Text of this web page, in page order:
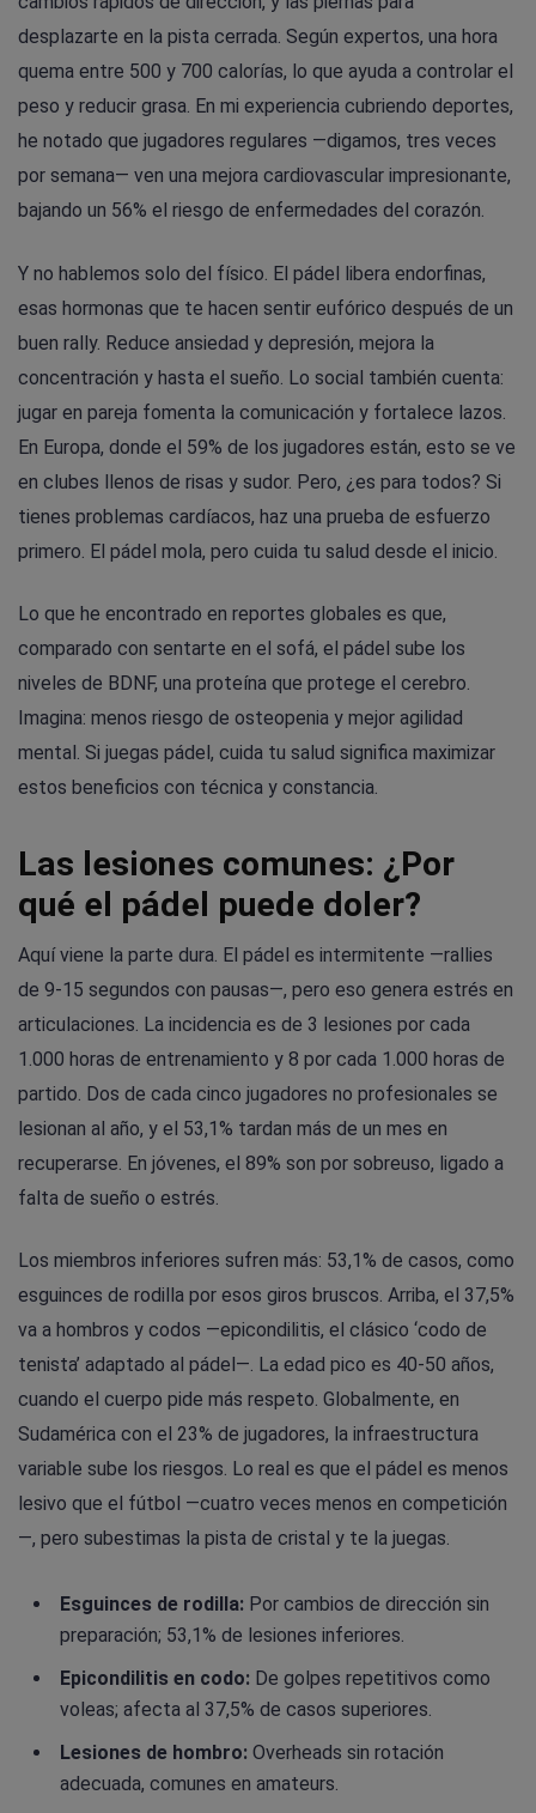
desplazarte en la pista cerrada. Según expertos, una hora
quema entre 500 y 700 calorías, lo que ayuda a controlar el
peso y reducir grasa. En mi experiencia cubriendo deportes,
he notado que jugadores regulares —digamos, tres veces
por semana— ven una mejora cardiovascular impresionante,
bajando un 56% el riesgo de enfermedades del corazón.
Y no hablemos solo del físico. El pádel libera endorfinas,
esas hormonas que te hacen sentir eufórico después de un
buen rally. Reduce ansiedad y depresión, mejora la
concentración y hasta el sueño. Lo social también cuenta:
jugar en pareja fomenta la comunicación y fortalece lazos.
En Europa, donde el 59% de los jugadores están, esto se ve
en clubes llenos de risas y sudor. Pero, ¿es para todos? Si
tienes problemas cardíacos, haz una prueba de esfuerzo
primero. El pádel mola, pero cuida tu salud desde el inicio.
Lo que he encontrado en reportes globales es que,
comparado con sentarte en el sofá, el pádel sube los
niveles de BDNF, una proteína que protege el cerebro.
Imagina: menos riesgo de osteopenia y mejor agilidad
mental. Si juegas pádel, cuida tu salud significa maximizar
estos beneficios con técnica y constancia.
Las lesiones comunes: ¿Por
qué el pádel puede doler?
Aquí viene la parte dura. El pádel es intermitente —rallies
de 9-15 segundos con pausas—, pero eso genera estrés en
articulaciones. La incidencia es de 3 lesiones por cada
1.000 horas de entrenamiento y 8 por cada 1.000 horas de
partido. Dos de cada cinco jugadores no profesionales se
lesionan al año, y el 53,1% tardan más de un mes en
recuperarse. En jóvenes, el 89% son por sobreuso, ligado a
falta de sueño o estrés.
Los miembros inferiores sufren más: 53,1% de casos, como
esguinces de rodilla por esos giros bruscos. Arriba, el 37,5%
va a hombros y codos —epicondilitis, el clásico ‘codo de
tenista’ adaptado al pádel—. La edad pico es 40-50 años,
cuando el cuerpo pide más respeto. Globalmente, en
Sudamérica con el 23% de jugadores, la infraestructura
variable sube los riesgos. Lo real es que el pádel es menos
lesivo que el fútbol —cuatro veces menos en competición
—, pero subestimas la pista de cristal y te la juegas.
Esguinces de rodilla: Por cambios de dirección sin
preparación; 53,1% de lesiones inferiores.
Epicondilitis en codo: De golpes repetitivos como
voleas; afecta al 37,5% de casos superiores.
Lesiones de hombro: Overheads sin rotación
adecuada, comunes en amateurs.